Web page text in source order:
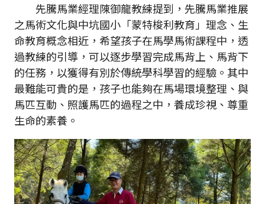
先騰馬業經理陳御龍教練提到，先騰馬業推展
之馬術文化與中坑國小「蒙特梭利教育」理念、生
命教育概念相近，希望孩子在馬學馬術課程中，透
過教練的引導，可以逐步學習完成馬背上、馬背下
的任務，以獲得有別於傳統學科學習的經驗。其中
最難能可貴的是，孩子也能夠在馬場環境整理、與
馬匹互動、照護馬匹的過程之中，養成珍視、尊重
生命的素養。